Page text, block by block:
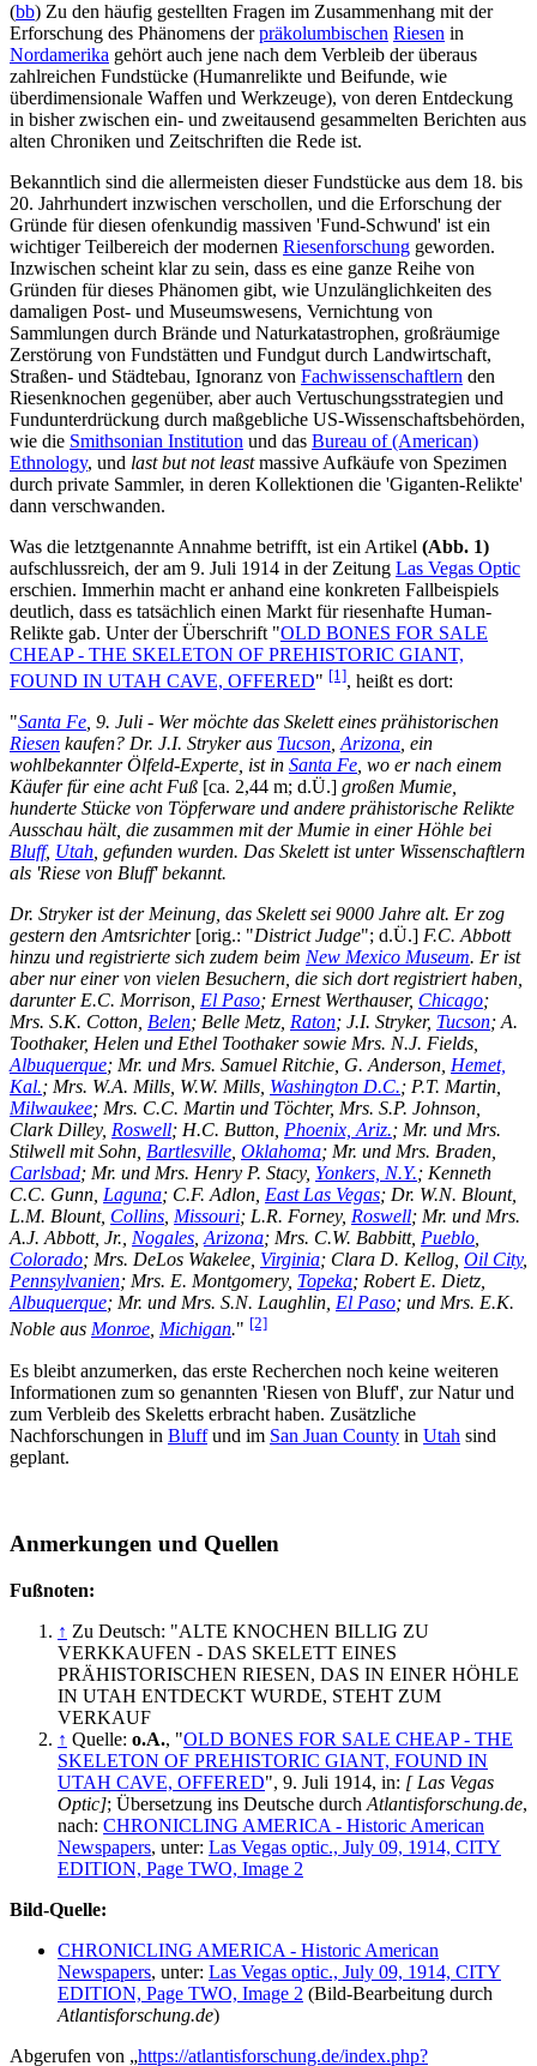
(bb) Zu den häufig gestellten Fragen im Zusammenhang mit der
Erforschung des Phänomens derpräkolumbischen Riesen in
Nordamerika gehört auch jene nach dem Verbleib der überaus
zahlreichen Fundstücke (Humanrelikte und Beifunde, wie
überdimensionale Waffen und Werkzeuge), von deren Entdeckung
in bisher zwischen ein- und zweitausend gesammelten Berichten aus
alten Chroniken und Zeitschriften die Rede ist.
Bekanntlich sind die allermeisten dieser Fundstücke aus dem 18. bis
20. Jahrhundert inzwischen verschollen, und die Erforschung der
Gründe für diesen ofenkundig massiven 'Fund-Schwund' ist ein
wichtiger Teilbereich der modernen Riesenforschung geworden.
Inzwischen scheint klar zu sein, dass es eine ganze Reihe von
Gründen für dieses Phänomen gibt, wie Unzulänglichkeiten des
damaligen Post- und Museumswesens, Vernichtung von
Sammlungen durch Brände und Naturkatastrophen, großräumige
Zerstörung von Fundstätten und Fundgut durch Landwirtschaft,
Straßen- und Städtebau, Ignoranz von Fachwissenschaftlern den
Riesenknochen gegenüber, aber auch Vertuschungsstrategien und
Fundunterdrückung durch maßgebliche US-Wissenschaftsbehörden,
wie die Smithsonian Institution und das Bureau of (American)
Ethnology, und last but not leastmassive Aufkäufe von Spezimen
durch private Sammler, in deren Kollektionen die 'Giganten-Relikte'
dann verschwanden.
Was die letztgenannte Annahme betrifft, ist ein Artikel (Abb. 1)
aufschlussreich, der am 9. Juli 1914 in der Zeitung Las Vegas Optic
erschien. Immerhin macht er anhand eine konkreten Fallbeispiels
deutlich, dass es tatsächlich einen Markt für riesenhafte Human-
Relikte gab. Unter der Überschrift "OLD BONES FOR SALE
CHEAP - THE SKELETON OF PREHISTORIC GIANT,
FOUND IN UTAH CAVE, OFFERED" [1], heißt es dort:
"Santa Fe , 9. Juli - Wer möchte das Skelett eines prähistorischen
Riesen kaufen? Dr. J.I. Stryker aus Tucson Arizona , ein
wohlbekannter Ölfeld-Experte, ist in Santa Fe , wo er nach einem
Käufer für eine acht Fuß [ca. 2,44 m; d.Ü.] großen Mumie,
hunderte Stücke von Töpferware und andere prähistorische Relikte
Ausschau hält, die zusammen mit der Mumie in einer Höhle bei
Bluff, Utah , gefunden wurden. Das Skelett ist unter Wissenschaftlern
als 'Riese von Bluff' bekannt.
Dr. Stryker ist der Meinung, das Skelett sei 9000 Jahre alt. Er zog
gestern den Amtsrichter [orig.: "District Judge"; d.Ü.] F.C. Abbott
hinzu und registrierte sich zudem beim New Mexico Museum. Er ist
aber nur einer von vielen Besuchern, die sich dort registriert haben,
darunter E.C. Morrison, El Paso; Ernest Werthauser, Chicago;
Mrs. S.K. Cotton, Belen; Belle Metz, Raton; J.I. Stryker, Tucson; A.
Toothaker, Helen und Ethel Toothaker sowie Mrs. N.J. Fields,
Albuquerque; Mr. und Mrs. Samuel Ritchie, G. Anderson, Hemet,
Kal.; Mrs. W.A. Mills, W.W. Mills, Washington D.C.; P.T. Martin,
Milwaukee; Mrs. C.C. Martin und Töchter, Mrs. S.P. Johnson,
Clark Dilley, Roswell; H.C. Button, Phoenix, Ariz.; Mr. und Mrs.
Stilwell mit Sohn, Bartlesville Oklahoma; Mr. und Mrs. Braden,
Carlsbad; Mr. und Mrs. Henry P. Stacy, Yonkers, N.Y.; Kenneth
C.C. Gunn, Laguna; C.F. Adlon, East Las Vegas; Dr. W.N. Blount,
L.M. Blount, Collins Missouri; L.R. Forney, Roswell; Mr. und Mrs.
A.J. Abbott, Jr., Nogales Arizona; Mrs. C.W. Babbitt, Pueblo
Colorado; Mrs. DeLos Wakelee, Virginia; Clara D. Kellog, Oil City,
Pennsylvanien; Mrs. E. Montgomery, Topeka; Robert E. Dietz,
Albuquerque; Mr. und Mrs. S.N. Laughlin, El Paso; und Mrs. E.K.
Noble aus Monroe, Michigan." [2]
Es bleibt anzumerken, das erste Recherchen noch keine weiteren
Informationen zum so genannten 'Riesen von Bluff', zur Natur und
zum Verbleib des Skeletts erbracht haben. Zusätzliche
Nachforschungen in Bluffund im San Juan County in Utah sind
geplant.
Anmerkungen und Quellen
Fußnoten:
↑ Zu Deutsch: "ALTE KNOCHEN BILLIG ZU
VERKKAUFEN - DAS SKELETT EINES
PRÄHISTORISCHEN RIESEN, DAS IN EINER HÖHLE
IN UTAH ENTDECKT WURDE, STEHT ZUM
VERKAUF
↑ Quelle: o.A., "OLD BONES FOR SALE CHEAP - THE
SKELETON OF PREHISTORIC GIANT, FOUND IN
UTAH CAVE, OFFERED", 9. Juli 1914, in: [ Las Vegas
Optic]; Übersetzung ins Deutsche durch Atlantisforschung.de,
nach: CHRONICLING AMERICA - Historic American
Newspapers, unter: Las Vegas optic., July 09, 1914, CITY
EDITION, Page TWO, Image 2
Bild-Quelle:
CHRONICLING AMERICA - Historic American
Newspapers, unter: Las Vegas optic., July 09, 1914, CITY
EDITION, Page TWO, Image 2 (Bild-Bearbeitung durch
Atlantisforschung.de)
Abgerufen von „https://atlantisforschung.de/index.php?